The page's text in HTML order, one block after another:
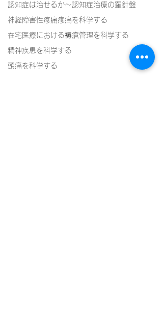
認知症は治せるか～認知症治療の羅針盤
神経障害性疼痛疼痛を科学する
在宅医療における褥瘡管理を科学する
精神疾患を科学する
頭痛を科学する